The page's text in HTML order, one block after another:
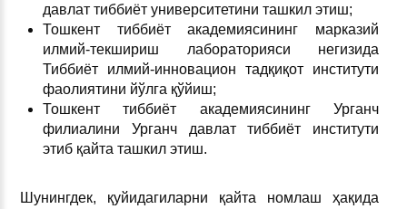
давлат тиббиёт университетини ташкил этиш;
Тошкент тиббиёт академиясининг марказий
илмий-текшириш лабораторияси негизида
Тиббиёт илмий-инновацион тадқиқот институти
фаолиятини йўлга қўйиш;
Тошкент тиббиёт академиясининг Урганч
филиалини Урганч давлат тиббиёт институти
этиб қайта ташкил этиш.
Шунингдек, қуйидагиларни қайта номлаш ҳақида